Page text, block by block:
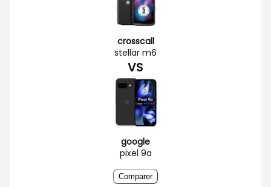
crosscall
stellar m6
VS
google
pixel 9a
Comparer